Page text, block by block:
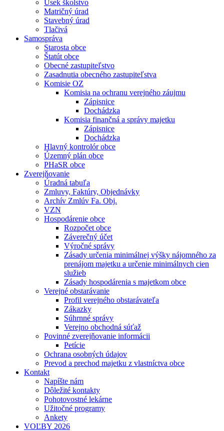
Úsek školstvo
Matričný úrad
Stavebný úrad
Tlačivá
Samospráva
Starosta obce
Štatút obce
Obecné zastupiteľstvo
Zasadnutia obecného zastupiteľstva
Komisie OZ
Komisia na ochranu verejného záujmu
Zápisnice
Dochádzka
Komisia finančná a správy majetku
Zápisnice
Dochádzka
Hlavný kontrolór obce
Územný plán obce
PHaSR obce
Zverejňovanie
Úradná tabuľa
Zmluvy, Faktúry, Objednávky
Archív Zmlúv Fa. Obj.
VZN
Hospodárenie obce
Rozpočet obce
Záverečný účet
Výročné správy
Zásady určenia minimálnej výšky nájomného za
prenájom majetku a určenie minimálnych cien
služieb
Zásady hospodárenia s majetkom obce
Verejné obstarávanie
Profil verejného obstarávateľa
Zákazky
Súhrnné správy
Verejno obchodná súťaž
Povinné zverejňovanie informácii
Petície
Ochrana osobných údajov
Prevod a prechod majetku z vlastníctva obce
Kontakt
Napíšte nám
Dôležité kontakty
Pohotovostné lekárne
Užitočné programy
Ankety
VOĽBY 2026